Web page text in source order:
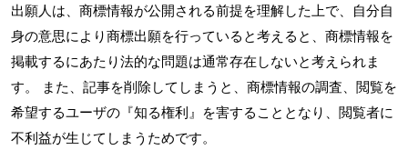
出願人は、商標情報が公開される前提を理解した上で、自分自
身の意思により商標出願を行っていると考えると、商標情報を
掲載するにあたり法的な問題は通常存在しないと考えられま
す。 また、記事を削除してしまうと、商標情報の調査、閲覧を
希望するユーザの『知る権利』を害することとなり、閲覧者に
不利益が生じてしまうためです。